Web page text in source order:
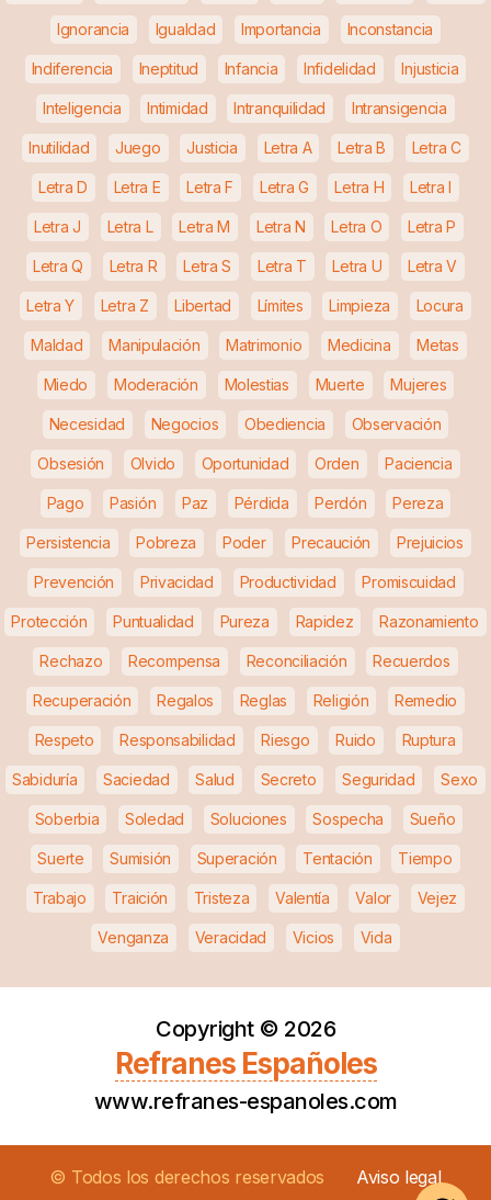
Ignorancia Igualdad Importancia Inconstancia
Indiferencia Ineptitud Infancia Infidelidad Injusticia
Inteligencia Intimidad Intranquilidad Intransigencia
Inutilidad Juego Justicia Letra A Letra B Letra C
Letra D Letra E Letra F Letra G Letra H Letra I
Letra J Letra L Letra M Letra N Letra O Letra P
Letra Q Letra R Letra S Letra T Letra U Letra V
Letra Y Letra Z Libertad Límites Limpieza Locura
Maldad Manipulación Matrimonio Medicina Metas
Miedo Moderación Molestias Muerte Mujeres
Necesidad Negocios Obediencia Observación
Obsesión Olvido Oportunidad Orden Paciencia
Pago Pasión Paz Pérdida Perdón Pereza
Persistencia Pobreza Poder Precaución Prejuicios
Prevención Privacidad Productividad Promiscuidad
Protección Puntualidad Pureza Rapidez Razonamiento
Rechazo Recompensa Reconciliación Recuerdos
Recuperación Regalos Reglas Religión Remedio
Respeto Responsabilidad Riesgo Ruido Ruptura
Sabiduría Saciedad Salud Secreto Seguridad Sexo
Soberbia Soledad Soluciones Sospecha Sueño
Suerte Sumisión Superación Tentación Tiempo
Trabajo Traición Tristeza Valentía Valor Vejez
Venganza Veracidad Vicios Vida
Copyright © 2026
Refranes Españoles
www.refranes-espanoles.com
© Todos los derechos reservados
Aviso legal